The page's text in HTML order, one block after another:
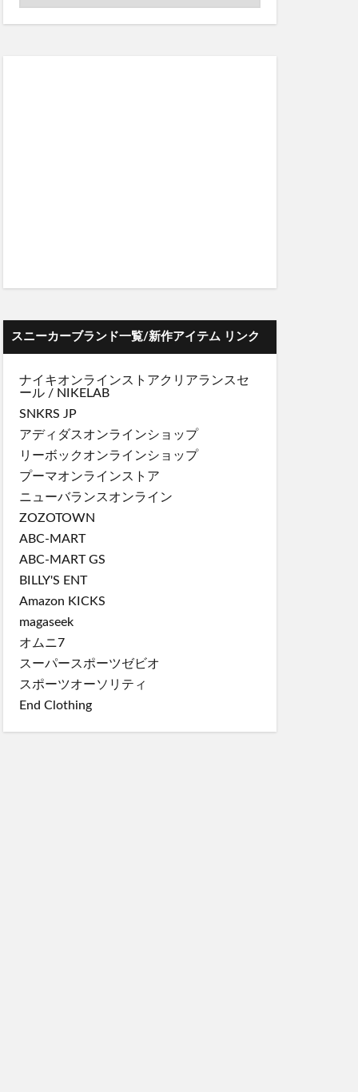
スニーカーブランド一覧/新作アイテム リンク
ナイキオンラインストアクリアランスセ
ール / NIKELAB
SNKRS JP
アディダスオンラインショップ
リーボックオンラインショップ
プーマオンラインストア
ニューバランスオンライン
ZOZOTOWN
ABC-MART
ABC-MART GS
BILLY'S ENT
Amazon KICKS
magaseek
オムニ7
スーパースポーツゼビオ
スポーツオーソリティ
End Clothing